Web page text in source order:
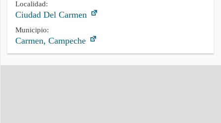
Contacto
Localidad:
Ciudad Del Carmen
Municipio:
Carmen, Campeche